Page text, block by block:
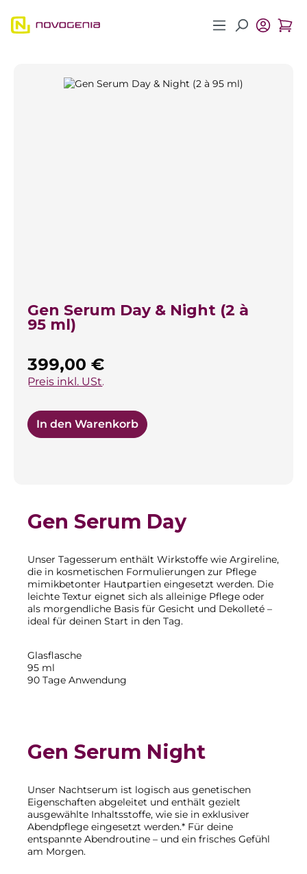
Zum Hauptinhalt springen
Bildergalerie überspringen
Gen Serum Day & Night (2 à
95 ml)
Regulärer Preis:
399,00 €
Preis inkl. USt.
In den Warenkorb
Gen Serum Day
Unser Tagesserum enthält Wirkstoffe wie Argireline,
die in kosmetischen Formulierungen zur Pflege
mimikbetonter Hautpartien eingesetzt werden. Die
leichte Textur eignet sich als alleinige Pflege oder
als morgendliche Basis für Gesicht und Dekolleté –
ideal für deinen Start in den Tag.
Glasflasche
95 ml
90 Tage Anwendung
Gen Serum Night
Unser Nachtserum ist logisch aus genetischen
Eigenschaften abgeleitet und enthält gezielt
ausgewählte Inhaltsstoffe, wie sie in exklusiver
Abendpflege eingesetzt werden.* Für deine
entspannte Abendroutine – und ein frisches Gefühl
am Morgen.